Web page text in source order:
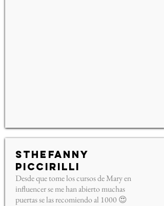
Sthefanny
Piccirilli
Desde que tome los cursos de Mary en
influencer se me han abierto muchas
puertas se las recomiendo al 1000 😍